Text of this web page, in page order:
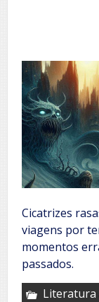
Cicatrizes
viagens por
momentos
passados.
Literatura